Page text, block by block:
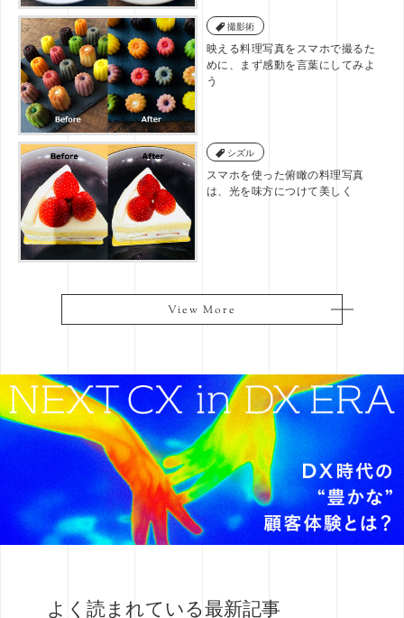
撮影術
映える料理写真をスマホで撮るた
めに、まず感動を言葉にしてみよ
う
シズル
スマホを使った俯瞰の料理写真
は、光を味方につけて美しく
View More
View More
よく読まれている最新記事